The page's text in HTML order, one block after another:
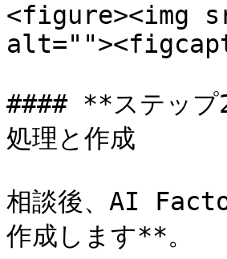
<figure><img
#### **ステッ
処理と作成
相談後、AI
作成します**。